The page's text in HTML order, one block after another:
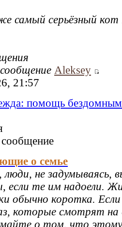
самый серьёзный
Aleksey
21:57
помощь
о семье
не задумываясь,
если те им надоели.
обычно коротка.
которые смотрят на
о том, что